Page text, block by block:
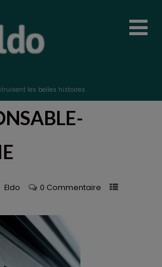
les belles histoires
Eldo 0 Commentaire